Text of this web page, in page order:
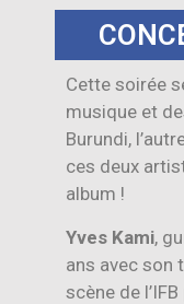
Cette soirée
musique et
Burundi,
ces deux
album !
Yves Kami,
ans avec son
scène de